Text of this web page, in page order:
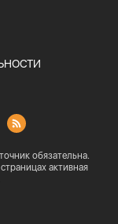
обязательна.
активная